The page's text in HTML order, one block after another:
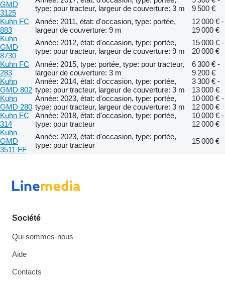
GMD
3125
type: pour tracteur, largeur de couverture: 3 m
9 500 €
Kuhn FC
883
Année: 2011, état: d'occasion, type: portée,
largeur de couverture: 9 m
12 000 € -
19 000 €
Kuhn
GMD
8730
Année: 2012, état: d'occasion, type: portée,
type: pour tracteur, largeur de couverture: 9 m
15 000 € -
20 000 €
Kuhn FC
283
Année: 2015, type: portée, type: pour tracteur,
largeur de couverture: 3 m
6 300 € -
9 200 €
Kuhn
GMD 802
Année: 2014, état: d'occasion, type: portée,
type: pour tracteur, largeur de couverture: 3 m
3 300 € -
13 000 €
Kuhn
GMD 280
Année: 2023, état: d'occasion, type: portée,
type: pour tracteur, largeur de couverture: 3 m
10 000 € -
12 000 €
Kuhn FC
314
Année: 2018, état: d'occasion, type: portée,
type: pour tracteur
10 000 € -
12 000 €
Kuhn
GMD
3511 FF
Année: 2023, état: d'occasion, type: portée,
type: pour tracteur
15 000 €
Société
Qui sommes-nous
Aide
Contacts